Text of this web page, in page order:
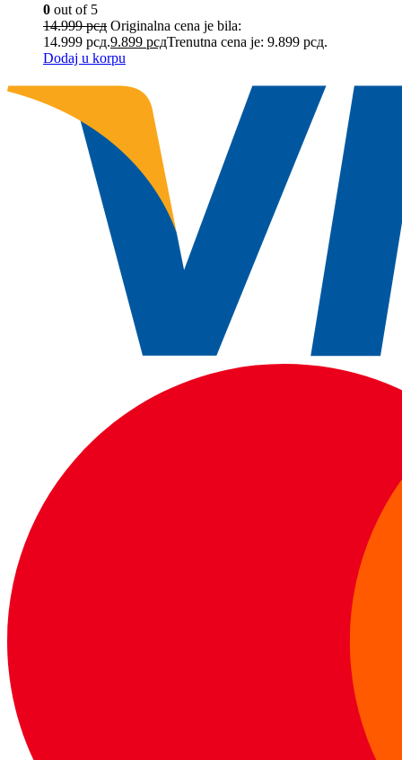
0 out of 5
14.999рсд Originalna cena je bila:
14.999 рсд.9.899 рсдTrenutna cena je: 9.899 рсд.
Dodaj u korpu